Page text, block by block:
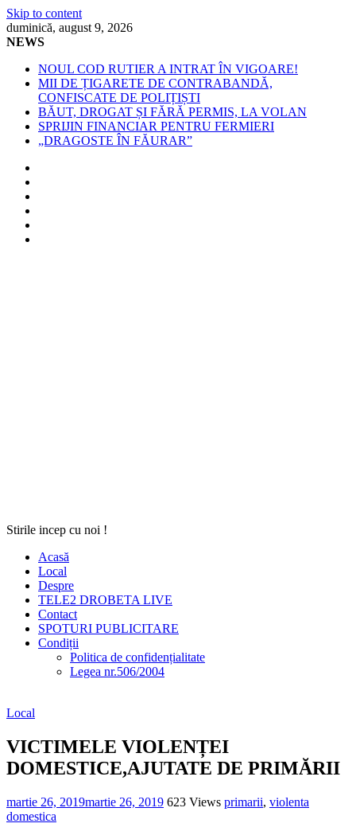
Skip to content
duminică, august 9, 2026
NEWS
NOUL COD RUTIER A INTRAT ÎN VIGOARE!
MII DE ȚIGARETE DE CONTRABANDĂ,
CONFISCATE DE POLIȚIȘTI
BĂUT, DROGAT ȘI FĂRĂ PERMIS, LA VOLAN
SPRIJIN FINANCIAR PENTRU FERMIERI
„DRAGOSTE ÎN FĂURAR”
Stirile incep cu noi !
Acasă
Local
Despre
TELE2 DROBETA LIVE
Contact
SPOTURI PUBLICITARE
Condiții
Politica de confidențialitate
Legea nr.506/2004
Local
VICTIMELE VIOLENȚEI
DOMESTICE,AJUTATE DE PRIMĂRII
martie 26, 2019martie 26, 2019 623 Views primarii, violenta
domestica